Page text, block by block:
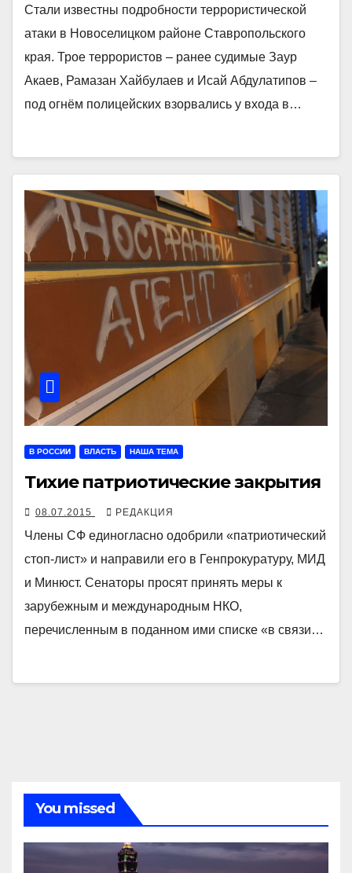
Стали известны подробности террористической
атаки в Новоселицком районе Ставропольского
края. Трое террористов – ранее судимые Заур
Акаев, Рамазан Хайбулаев и Исай Абдулатипов –
под огнём полицейских взорвались у входа в…
В РОССИИ ВЛАСТЬ НАША ТЕМА
Тихие патриотические закрытия
08.07.2015 РЕДАКЦИЯ
Члены СФ единогласно одобрили «патриотический
стоп-лист» и направили его в Генпрокуратуру, МИД
и Минюст. Сенаторы просят принять меры к
зарубежным и международным НКО,
перечисленным в поданном ими списке «в связи…
You missed